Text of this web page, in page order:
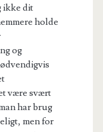
ikke dit
holde
og
være svært
har brug
men for